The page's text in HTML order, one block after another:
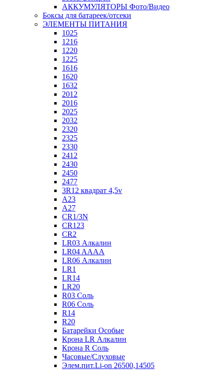
АККУМУЛЯТОРЫ Фото/Видео
Боксы для батареек/отсеки
ЭЛЕМЕНТЫ ПИТАНИЯ
1025
1216
1220
1225
1616
1620
1632
2012
2016
2025
2032
2320
2325
2330
2412
2430
2450
2477
3R12 квадрат 4,5v
A23
A27
CR1/3N
CR123
CR2
LR03 Алкалин
LR04 AAAA
LR06 Алкалин
LR1
LR14
LR20
R03 Соль
R06 Соль
R14
R20
Батарейки Особые
Крона LR Алкалин
Крона R Соль
Часовые/Слуховые
Элем.пит.Li-on 26500,14505